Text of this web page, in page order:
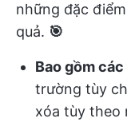
những đặc
quả. 🎯
Bao gồm
trường tùy
xóa tùy theo